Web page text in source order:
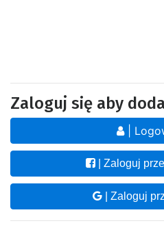
Zaloguj się aby
|
| Zaloguj
| Zaloguj